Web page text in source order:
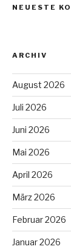
NEUESTE
ARCHIV
August 2026
Juli 2026
Juni 2026
Mai 2026
April 2026
März 2026
Februar 2026
Januar 2026